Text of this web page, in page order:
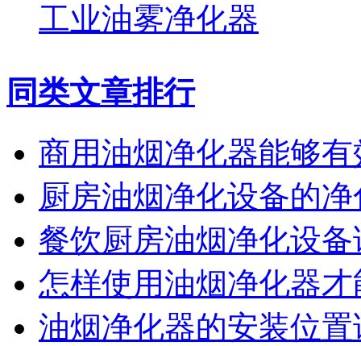
工业油雾净化器
同类文章排行
商用油烟净化器能够
厨房油烟净化设备的
餐饮厨房油烟净化设
怎样使用油烟净化器
油烟净化器的安装位